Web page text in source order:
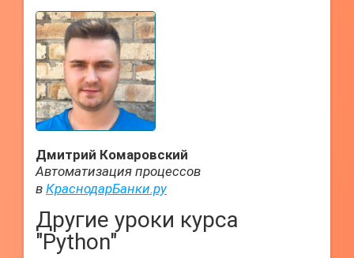
Дмитрий Комаровский
Автоматизация процессов
в КраснодарБанки.ру
Другие уроки курса
"Python"